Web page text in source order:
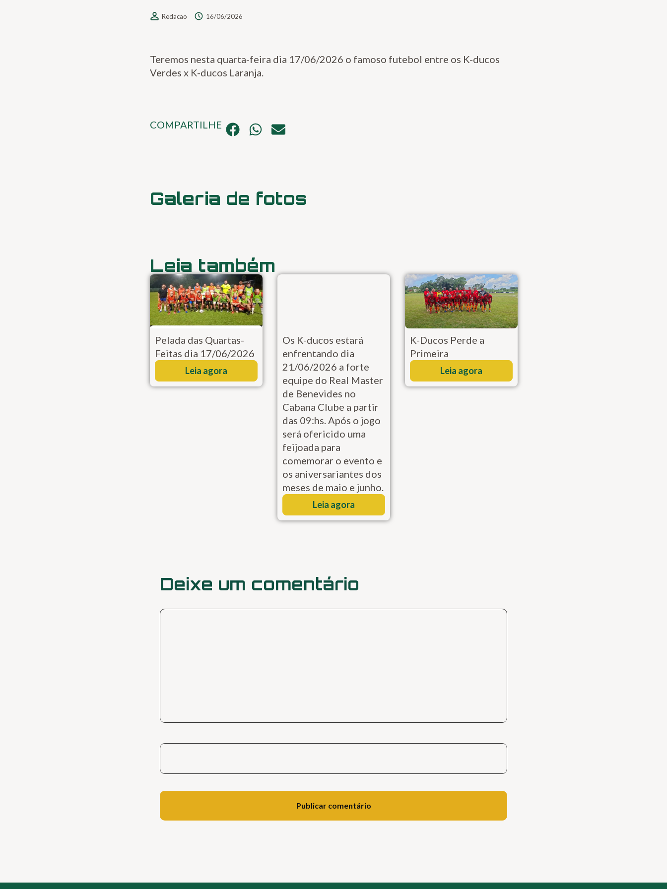
Redacao 16/06/2026
Teremos nesta quarta-feira dia 17/06/2026 o famoso futebol entre os K-ducos
Verdes x K-ducos Laranja.
COMPARTILHE
Galeria de fotos
Leia também
Pelada das Quartas-
Feitas dia 17/06/2026
Leia agora
Os K-ducos estará
enfrentando dia
21/06/2026 a forte
equipe do Real Master
de Benevides no
Cabana Clube a partir
das 09:hs. Após o jogo
será ofericido uma
feijoada para
comemorar o evento e
os aniversariantes dos
meses de maio e junho.
Leia agora
K-Ducos Perde a
Primeira
Leia agora
Deixe um comentário